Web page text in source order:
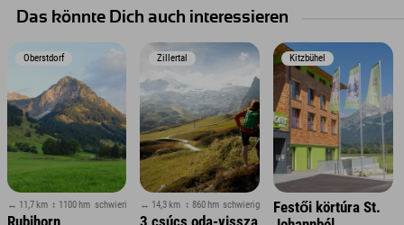
Das könnte Dich auch interessieren
Oberstdorf
↔ 11,7 km ↕ 1100 hm schwierig
Zillertal
↔ 14,3 km ↕ 860 hm schwierig
Kitzbühel
Festői körtúra St.